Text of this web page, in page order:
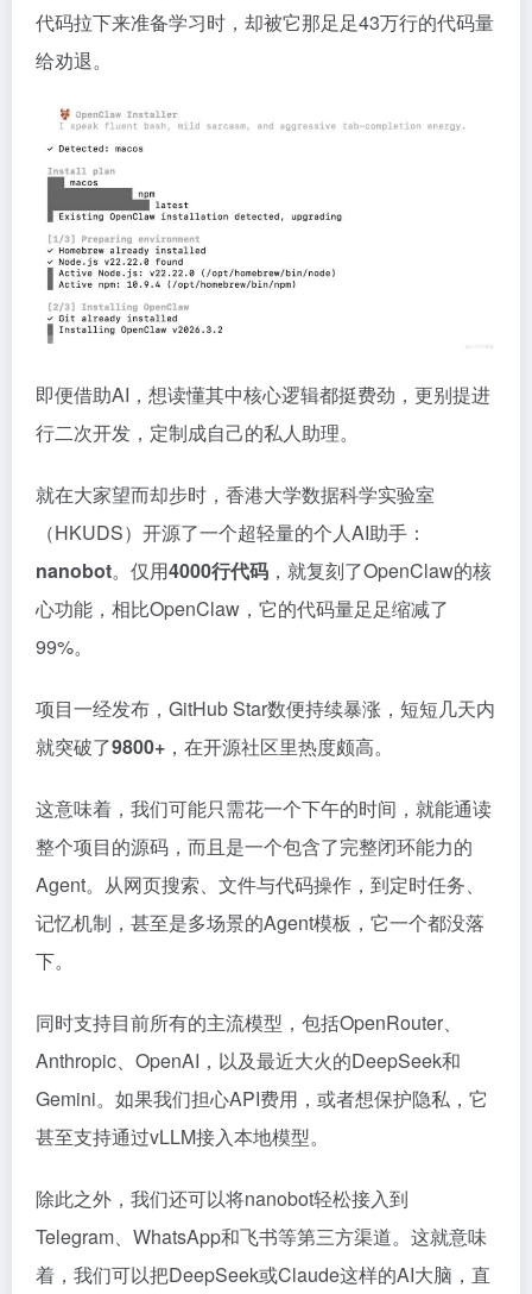
代码拉下来准备学习时，却被它那足足43万行的代码量
给劝退。
即便借助AI，想读懂其中核心逻辑都挺费劲，更别提进
行二次开发，定制成自己的私人助理。
就在大家望而却步时，香港大学数据科学实验室
（HKUDS）开源了一个超轻量的个人AI助手：
nanobot。仅用4000行代码 ，就复刻了OpenClaw的核
心功能，相比OpenClaw，它的代码量足足缩减了
99%。
项目一经发布，GitHub Star数便持续暴涨，短短几天内
就突破了9800+ ，在开源社区里热度颇高。
这意味着，我们可能只需花一个下午的时间，就能通读
整个项目的源码，而且是一个包含了完整闭环能力的
Agent。从网页搜索、文件与代码操作，到定时任务、
记忆机制，甚至是多场景的Agent模板，它一个都没落
下。
同时支持目前所有的主流模型，包括OpenRouter、
Anthropic、OpenAI，以及最近大火的DeepSeek和
Gemini。如果我们担心API费用，或者想保护隐私，它
甚至支持通过vLLM接入本地模型。
除此之外，我们还可以将nanobot轻松接入到
Telegram、WhatsApp和飞书等第三方渠道。这就意味
着，我们可以把DeepSeek或Claude这样的AI大脑，直